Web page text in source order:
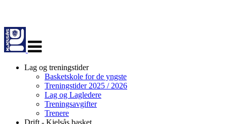
navigasjon
Lag og treningstider
Basketskole for de yngste
Treningstider 2025 / 2026
Lag og Lagledere
Treningsavgifter
Trenere
Drift - Kjelsås basket